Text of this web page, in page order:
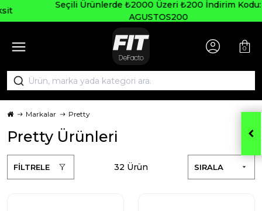
Seçili Ürünlerde ₺2000 Üzeri ₺200 İndirim Kodu:
AGUSTOS200
0
Markalar Pretty
Pretty Ürünleri
FİLTRELE SIRALA
32 Ürün